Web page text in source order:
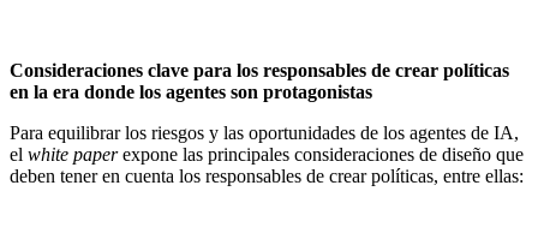
Consideraciones clave para los responsables de crear políticas
en la era donde los agentes son protagonistas
Para equilibrar los riesgos y las oportunidades de los agentes de IA,
el white paperexpone las principales consideraciones de diseño que
deben tener en cuenta los responsables de crear políticas, entre ellas: